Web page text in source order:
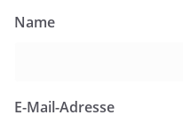
Name
E-Mail-Adresse